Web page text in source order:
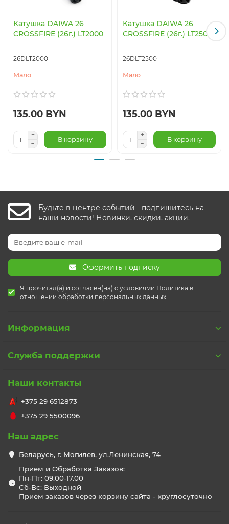
Катушка DAIWA 26
CROSSFIRE (26г.) LT2000
26DLT2000
Мало
135.00 BYN
В корзину
Катушка DAIWA 26
CROSSFIRE (26г.) LT2500
26DLT2500
Мало
135.00 BYN
В корзину
Будьте в центре событий - подпишитесь на
наши новости! Новинки, скидки, акции.
Оформить подписку
Я прочитал(а) и согласен(на) с условиями Политика в
отношении обработки персональных данных
Информация
Служба поддержки
Наши контакты
+375 29 6512873
+375 29 5500096
Наш адрес
Беларусь, г. Могилев, ул.Ленинская, 74
Прием и Обработка Заказов:
Пн-Пт: 09.00-17.00
Сб-Вс: Выходной
Прием заказов через корзину сайта - круглосуточно